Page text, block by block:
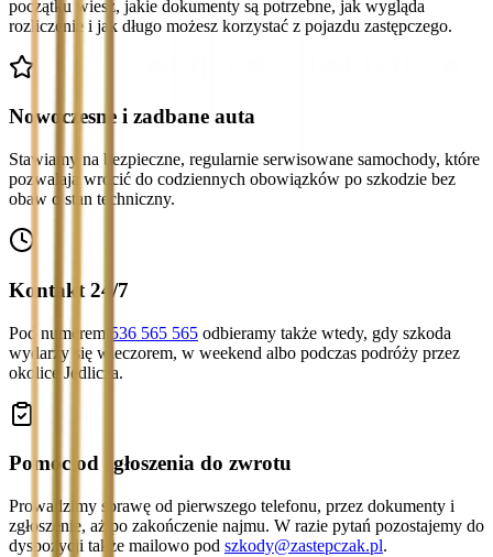
początku wiesz, jakie dokumenty są potrzebne, jak wygląda
rozliczenie i jak długo możesz korzystać z pojazdu zastępczego.
Nowoczesne i zadbane auta
Stawiamy na bezpieczne, regularnie serwisowane samochody, które
pozwalają wrócić do codziennych obowiązków po szkodzie bez
obaw o stan techniczny.
Kontakt 24/7
Pod numerem 536 565 565 odbieramy także wtedy, gdy szkoda
wydarzy się wieczorem, w weekend albo podczas podróży przez
okolice Jedlicza.
Pomoc od zgłoszenia do zwrotu
Prowadzimy sprawę od pierwszego telefonu, przez dokumenty i
zgłoszenie, aż po zakończenie najmu. W razie pytań pozostajemy do
dyspozycji także mailowo pod szkody@zastepczak.pl.